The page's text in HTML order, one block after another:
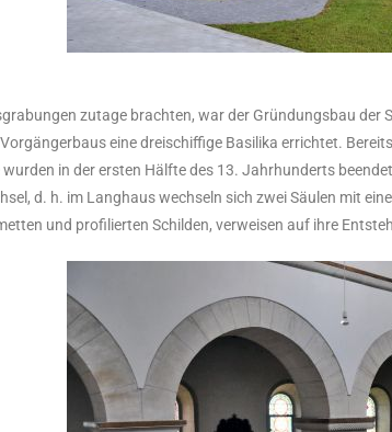
zutage brachten, war der Gründungsbau
eine dreischiffige Basilika errichtet.
in der ersten Hälfte des 13. Jahrhunderts
d. h. im Langhaus wechseln sich zwei Säulen mit
und profilierten Schilden, verweisen auf ihre